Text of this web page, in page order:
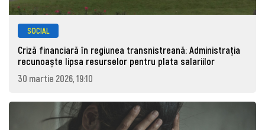
SOCIAL
Criză financiară în regiunea transnistreană: Administrația
recunoaște lipsa resurselor pentru plata salariilor
30 martie 2026, 19:10